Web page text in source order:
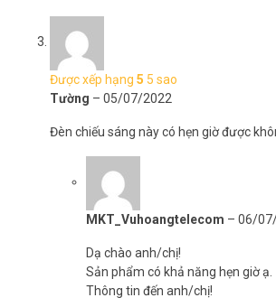
Được xếp hạng 5 5 sao
Tường – 05/07/2022
Đèn chiếu sáng này có hẹn giờ được
MKT_Vuhoangtelecom – 06/
Dạ chào anh/chị!
Sản phẩm có khả năng hẹn giờ ạ.
Thông tin đến anh/chị!